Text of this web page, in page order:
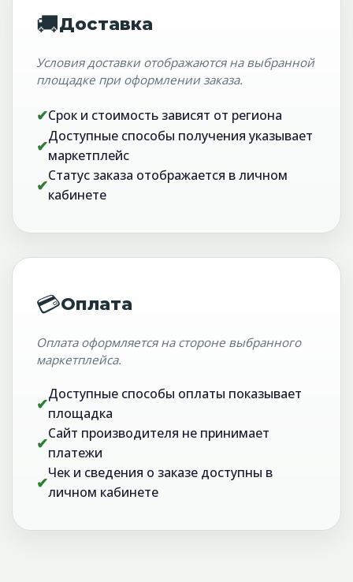
🚚Доставка
Условия доставки отображаются на выбранной
площадке при оформлении заказа.
✔Срок и стоимость зависят от региона
✔
Доступные способы получения указывает
маркетплейс
✔
Статус заказа отображается в личном
кабинете
💳Оплата
Оплата оформляется на стороне выбранного
маркетплейса.
✔
Доступные способы оплаты показывает
площадка
✔
Сайт производителя не принимает
платежи
✔
Чек и сведения о заказе доступны в
личном кабинете